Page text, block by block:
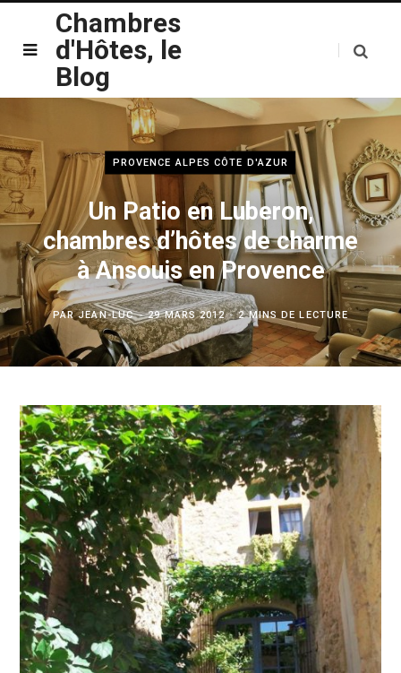
Chambres
d'Hôtes, le
Blog
PROVENCE ALPES CÔTE D'AZUR
Un Patio en Luberon,
chambres d’hôtes de charme
à Ansouis en Provence
PARJEAN-LUC 29 MARS 2012 2 MINS DE LECTURE